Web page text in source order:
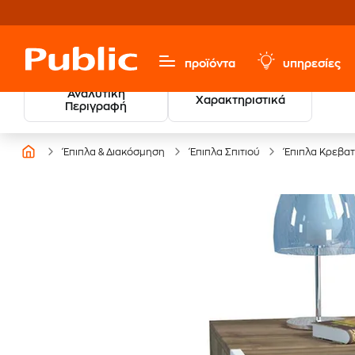
προϊόντα υπηρεσίες
Αναλυτική
Περιγραφή
Χαρακτηριστικά
Έπιπλα & Διακόσμηση Έπιπλα Σπιτιού Έπιπλα